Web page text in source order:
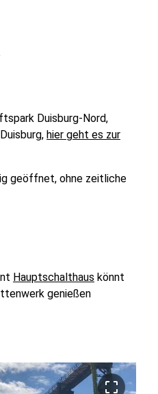
Duisburg-Nord,
hier geht es zur
geöffnet, ohne zeitliche
Hauptschalthaus könnt
genießen
crop_free